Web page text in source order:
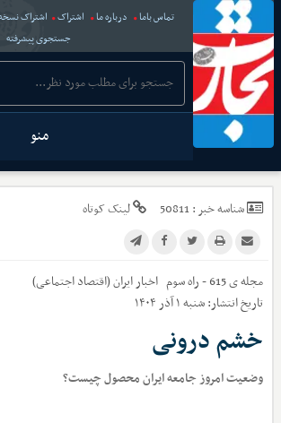
تماس باما درباره ما اشتراک اشتراک
جستجوی پیشرفته
منو
شناسه خبر :50811 لینک کوتاه
مجله ی 615 - راه سوم اخبارایران (اقتصاد اجتماعی)
تاریخ انتشار:شنبه ۱ آذر ۱۴۰۴
خشم درونی
وضعیت امروز جامعه ایران محصول چیست؟